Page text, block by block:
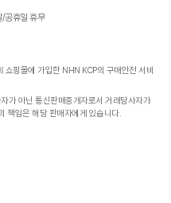
휴일 휴무
사 : 문인식)
)
핑몰에 가입한 NHN KCP의 구매안전 서비
가 아닌 통신판매중개자로서 거래당사자가
책임은 해당 판매자에게 있습니다.